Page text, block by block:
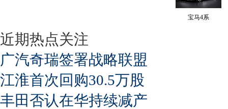
宝马4系
近期热点关注
广汽奇瑞签署战略联盟
江淮首次回购30.5万股
丰田否认在华持续减产